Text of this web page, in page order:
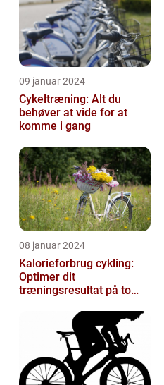
09 januar 2024
Cykeltræning: Alt du
behøver at vide for at
komme i gang
08 januar 2024
Kalorieforbrug cykling:
Optimer dit
træningsresultat på to